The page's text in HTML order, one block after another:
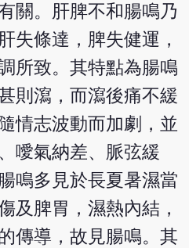
關。肝脾不和腸鳴乃
失條達，脾失健運，
所致。其特點為腸鳴
則瀉，而瀉後痛不緩
情志波動而加劇，並
噯氣納差、脈弦緩
鳴多見於長夏暑濕當
及脾胃，濕熱內結，
傳導，故見腸鳴。其